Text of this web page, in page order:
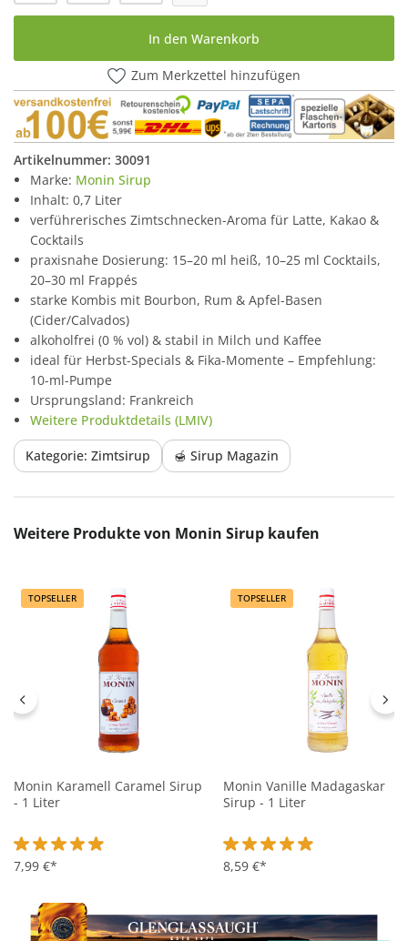
In den Warenkorb
Zum Merkzettel hinzufügen
Artikelnummer: 30091
Marke: Monin Sirup
Inhalt: 0,7 Liter
verführerisches Zimtschnecken-Aroma für Latte, Kakao &
Cocktails
praxisnahe Dosierung: 15–20 ml heiß, 10–25 ml Cocktails,
20–30 ml Frappés
starke Kombis mit Bourbon, Rum & Apfel-Basen
(Cider/Calvados)
alkoholfrei (0 % vol) & stabil in Milch und Kaffee
ideal für Herbst-Specials & Fika-Momente – Empfehlung:
10-ml-Pumpe
Ursprungsland: Frankreich
Weitere Produktdetails (LMIV)
Kategorie: Zimtsirup 🍯 Sirup Magazin
Produktgalerie überspringen
Weitere Produkte von Monin Sirup kaufen
TOPSELLER
Monin Karamell Caramel Sirup
- 1 Liter
Durchschnittliche Bewertung von 4.9 von 5 Sternen
7,99 €*
TOPSELLER
Monin Vanille Madagaskar
Sirup - 1 Liter
Durchschnittliche
8,59 €*